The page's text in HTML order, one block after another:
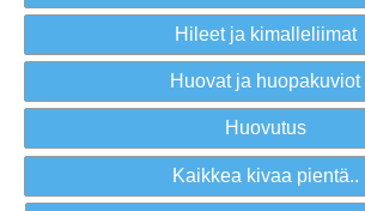
Hileet ja kimalleliimat
Huovat ja huopakuviot
Huovutus
Kaikkea kivaa pientä..